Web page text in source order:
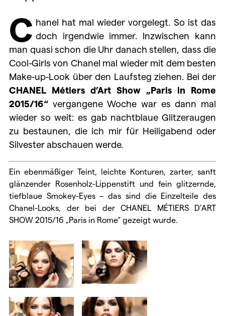
C hanel hat mal wieder vorgelegt. So ist das
doch irgendwie immer. Inzwischen kann
man quasi schon die Uhr danach stellen, dass die
Cool-Girls von Chanel mal wieder mit dem besten
Make-up-Look über den Laufsteg ziehen. Bei der
CHANEL Métiers d’Art Show „Paris in Rome
2015/16“ vergangene Woche war es dann mal
wieder so weit: es gab nachtblaue Glitzeraugen
zu bestaunen, die ich mir für Heiligabend oder
Silvester abschauen werde.
Ein ebenmäßiger Teint, leichte Konturen, zarter, sanft
glänzender Rosenholz-Lippenstift und fein glitzernde,
tiefblaue Smokey-Eyes – das sind die Einzelteile des
Chanel-Looks, der bei der CHANEL MÉTIERS D’ART
SHOW 2015/16 „Paris in Rome“ gezeigt wurde.